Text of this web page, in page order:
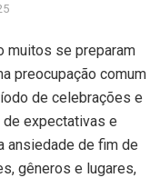
muitos se preparam
preocupação comum
de celebrações e
de expectativas e
de fim de
gêneros e lugares,